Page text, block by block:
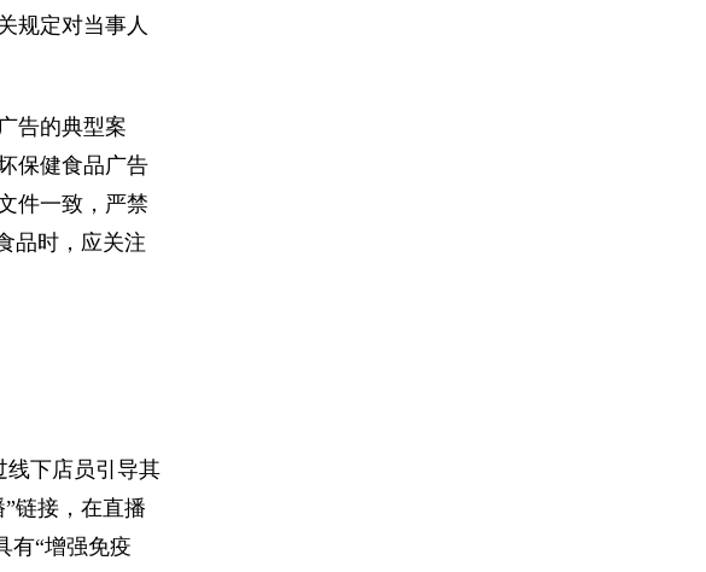
规定对当事人
告的典型案
保健食品广告
件一致，严禁
品时，应关注
下店员引导其
链接，在直播
有“增强免疫